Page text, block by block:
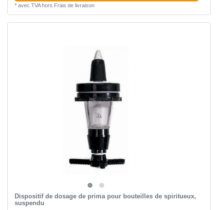
* avec TVAhors Frais de livraison
Dispositif de dosage de prima pour bouteilles de spiritueux,
suspendu